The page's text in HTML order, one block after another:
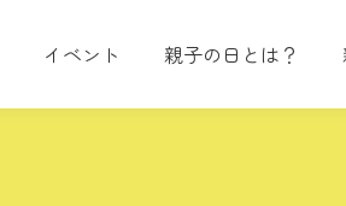
イベント 親子の日とは？